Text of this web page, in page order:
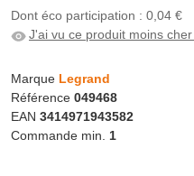
Dont éco participation : 0,04 €
J'ai vu ce produit moins
Marque Legrand
Référence 049468
EAN 3414971943582
Commande min. 1